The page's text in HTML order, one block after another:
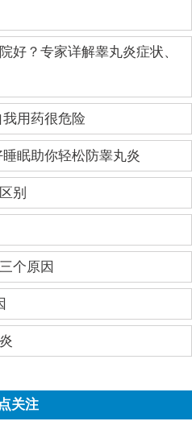
好？专家详解睾丸炎症状、
用药很危险
眠助你轻松防睾丸炎
别
个原因
关注